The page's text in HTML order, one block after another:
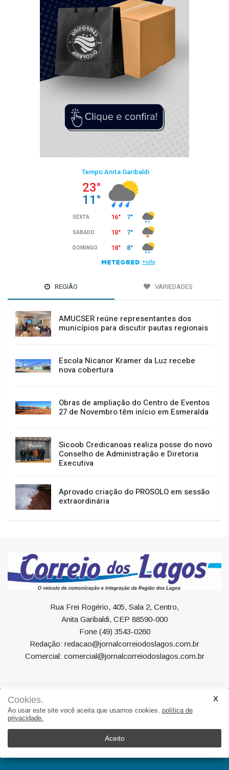
REGIÃO VARIEDADES
AMUCSER reúne representantes dos
municípios para discutir pautas regionais
Escola Nicanor Kramer da Luz recebe
nova cobertura
Obras de ampliação do Centro de Eventos
27 de Novembro têm início em Esmeralda
Sicoob Credicanoas realiza posse do novo
Conselho de Administração e Diretoria
Executiva
Aprovado criação do PROSOLO em sessão
extraordinária
Rua Frei Rogério, 405, Sala 2, Centro,
Anita Garibaldi, CEP 88590-000
Fone (49) 3543-0260
Redação: redacao@jornalcorreiodoslagos.com.br
Comercial: comercial@jornalcorreiodoslagos.com.br
Geral Política Economia Saúde
Variedades
Eventos
Editorial
Região Turismo
Cookies.
Ao usar este site você aceita que usamos cookies. política de
privacidade.
Aceito